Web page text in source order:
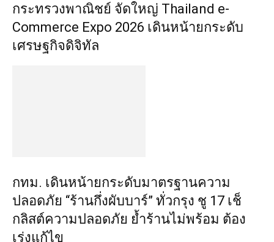
กระทรวงพาณิชย์ จัดใหญ่ Thailand e-
Commerce Expo 2026 เดินหน้ายกระดับ
เศรษฐกิจดิจิทัล
กทม. เดินหน้ายกระดับมาตรฐานความ
ปลอดภัย “ร้านกึ่งผับบาร์” ทั่วกรุง ชู 17 เช็
กลิสต์ความปลอดภัย ย้ำร้านไม่พร้อม ต้อง
เร่งแก้ไข